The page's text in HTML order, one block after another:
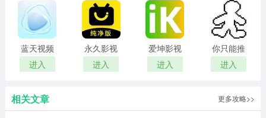
3、输入邀请码(Nu7X)。
蓝天视频
免费无广
告追剧
进入
永久影视
电视版
进入
爱坤影视
官网入口
进入
你只能推
搡
进入
相关文章 更多攻略>>